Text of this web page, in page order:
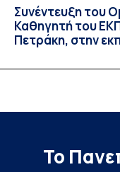
Συνέντευξη του
Καθηγητή του
Πετράκη, στην
Το